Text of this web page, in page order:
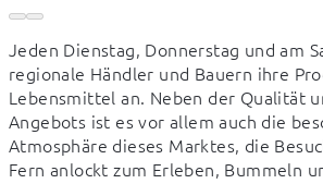
Jeden Dienstag, Donnerstag und am
regionale Händler und Bauern ihre
Lebensmittel an. Neben der Qualität
Angebots ist es vor allem auch die
Atmosphäre dieses Marktes, die
Fern anlockt zum Erleben, Bummeln